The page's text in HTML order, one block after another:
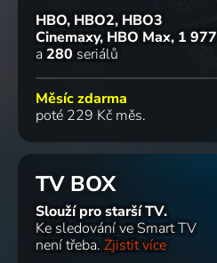
HBO, HBO2, HBO3
Cinemaxy, HBO Max 1 977
a 280 seriálů
Měsíc zdarma
poté 229 Kč měs.
TV BOX
Slouží pro starší TV.
Ke sledování ve Smart TV
není třeba. Zjistit více